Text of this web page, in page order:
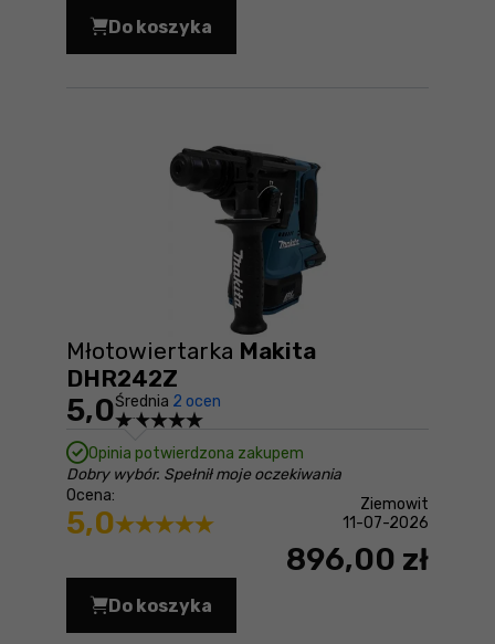
Do koszyka
Akumulator 18V 6.0Ah Makita
Młotowiertarka Makita
DHR242Z
5,0Średnia 2 ocen
Opinia potwierdzona zakupem
Dobry wybór. Spełnił moje oczekiwania
Ocena:
5,0
Ziemowit
11-07-2026
896,00 zł
Do koszyka
Młotowiertarka Makita DHR242Z